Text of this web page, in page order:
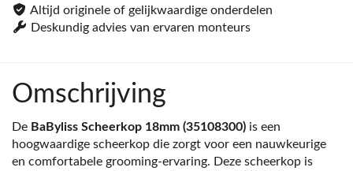
Altijd originele of gelijkwaardige onderdelen
Deskundig advies van ervaren monteurs
Omschrijving
De BaByliss Scheerkop 18mm (35108300) is een
hoogwaardige scheerkop die zorgt voor een nauwkeurige
en comfortabele grooming-ervaring. Deze scheerkop is